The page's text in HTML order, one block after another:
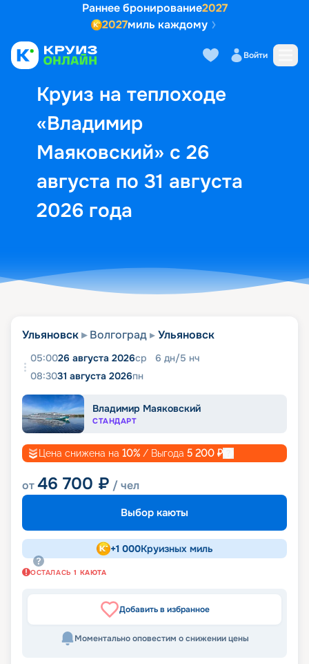
Раннее бронирование2027
2027миль каждому
Войти
Круиз на теплоходе
«Владимир
Маяковский» с 26
августа по 31 августа
2026 года
Выбор кают Маршрут и
Ульяновск Волгоград Ульяновск
05:0026 августа 2026ср 6 дн/5 нч
08:3031 августа 2026пн
Владимир Маяковский
СТАНДАРТ
Цена снижена на 10% / Выгода 5 200 ₽
от46 700 ₽ / чел
Выбор каюты
+1 000Круизных миль
ОСТАЛАСЬ 1 КАЮТА
Добавить в избранное
Моментально оповестим о снижении цены